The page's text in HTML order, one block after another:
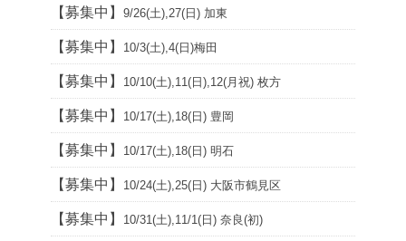
【募集中】 9/26(土),27(日) 加東
【募集中】 10/3(土),4(日)梅田
【募集中】 10/10(土),11(日),12(月祝) 枚方
【募集中】 10/17(土),18(日) 豊岡
【募集中】 10/17(土),18(日) 明石
【募集中】 10/24(土),25(日) 大阪市鶴見区
【募集中】 10/31(土),11/1(日) 奈良(初)